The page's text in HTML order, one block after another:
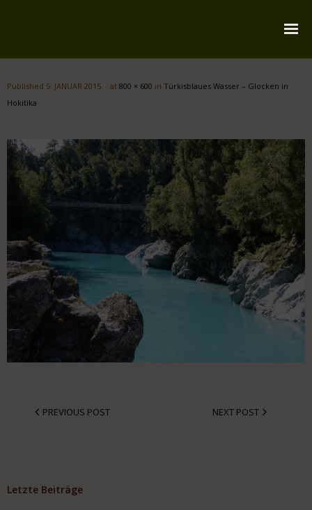
Über mich
Widmung
Kontakt
Impressum
Datenschutz
Published 5. JANUAR 2015 at 800 × 600 in Türkisblaues Wasser – Glocken in
Hokitika
PREVIOUS POST NEXT POST
Letzte Beiträge